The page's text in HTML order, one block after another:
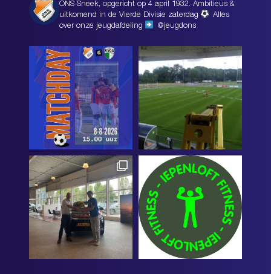
ONS Sneek, opgericht op 4 april 1932. Ambitieus &
uitkomend in de Vierde Divisie zaterdag
Alles
over onze jeugdafdeling
@jeugdons